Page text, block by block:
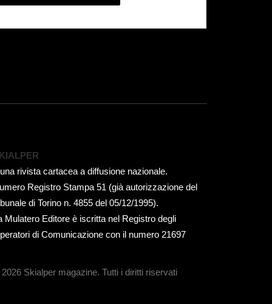
rivista cartacea a diffusione nazionale.
Registro Stampa 51 (già autorizzazione del
di Torino n. 4855 del 05/12/1995).
Mulatero Editore è iscritta nel Registro degli
di Comunicazione con il numero 21697
Skialper magazine. Tutti i diritti riservati